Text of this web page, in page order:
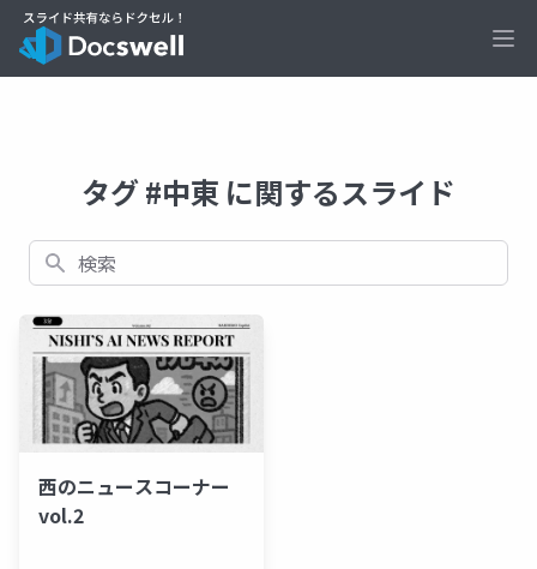
タグ #中東 に関するスライド
検索
西のニュースコーナー
vol.2